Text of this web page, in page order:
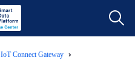
IoT Connect Gateway